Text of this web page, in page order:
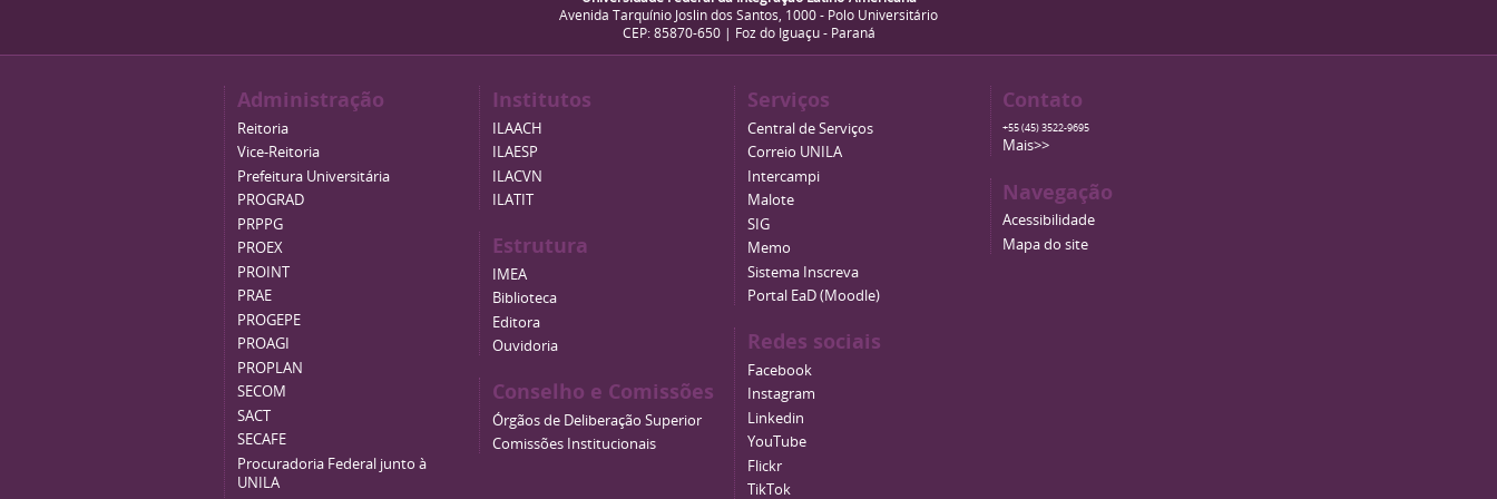
Avenida Tarquínio Joslin dos Santos, 1000 - Polo Universitário
CEP: 85870-650 | Foz do Iguaçu - Paraná
Administração
Reitoria
Vice-Reitoria
Prefeitura Universitária
PROGRAD
PRPPG
PROEX
PROINT
PRAE
PROGEPE
PROAGI
PROPLAN
SECOM
SACT
SECAFE
Procuradoria Federal junto à
UNILA
Institutos
ILAACH
ILAESP
ILACVN
ILATIT
Estrutura
IMEA
Biblioteca
Editora
Ouvidoria
Conselho e Comissões
Órgãos de Deliberação Superior
Comissões Institucionais
Serviços
Central de Serviços
Correio UNILA
Intercampi
Malote
SIG
Memo
Sistema Inscreva
Portal EaD (Moodle)
Redes sociais
Facebook
Instagram
Linkedin
YouTube
Flickr
TikTok
Contato
+55 (45) 3522-9695
Mais>>
Navegação
Acessibilidade
Mapa do site